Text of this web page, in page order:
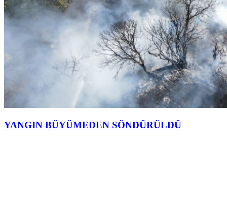
YANGIN BÜYÜMEDEN SÖNDÜRÜLDÜ